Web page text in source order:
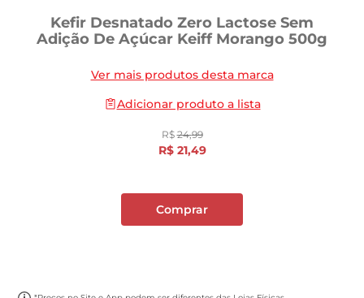
Kefir Desnatado Zero Lactose Sem
Adição De Açúcar Keiff Morango 500g
Ver mais produtos desta marca
Adicionar produto a lista
R$ 24,99
R$ 21,49
Comprar